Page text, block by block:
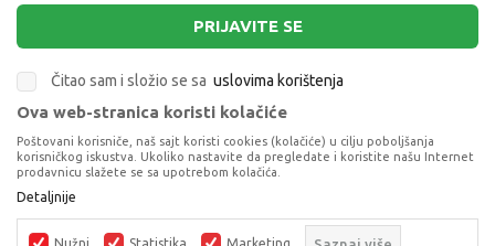
PRIJAVITE SE
Čitao sam i složio se sa uslovima korištenja
Terms of Service
apply.
Ova web-stranica koristi kolačiće
Poštovani korisniče, naš sajt koristi cookies (kolačiće) u cilju poboljšanja
korisničkog iskustva. Ukoliko nastavite da pregledate i koristite našu Internet
prodavnicu slažete se sa upotrebom kolačića.
Detaljnije